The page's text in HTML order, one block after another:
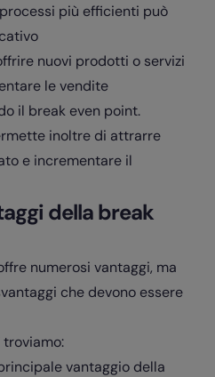
più efficienti può
nuovi prodotti o servizi
le vendite
il break even point.
inoltre di attrarre
e incrementare il
della break
numerosi vantaggi, ma
che devono essere
troviamo:
vantaggio della